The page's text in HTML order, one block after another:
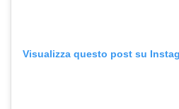
Visualizza questo post su